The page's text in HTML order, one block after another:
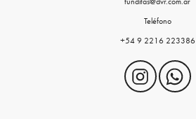
Teléfono
+54 9 2216 223386